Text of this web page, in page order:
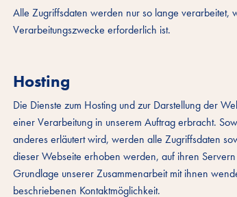
Alle Zugriffsdaten werden nur so lange verarbeitet,
Verarbeitungszwecke erforderlich ist.
Hosting
Die Dienste zum Hosting und zur Darstellung der
einer Verarbeitung in unserem Auftrag erbracht.
anderes erläutert wird, werden alle Zugriffsdaten
dieser Webseite erhoben werden, auf ihren
Grundlage unserer Zusammenarbeit mit ihnen
beschriebenen Kontaktmöglichkeit.